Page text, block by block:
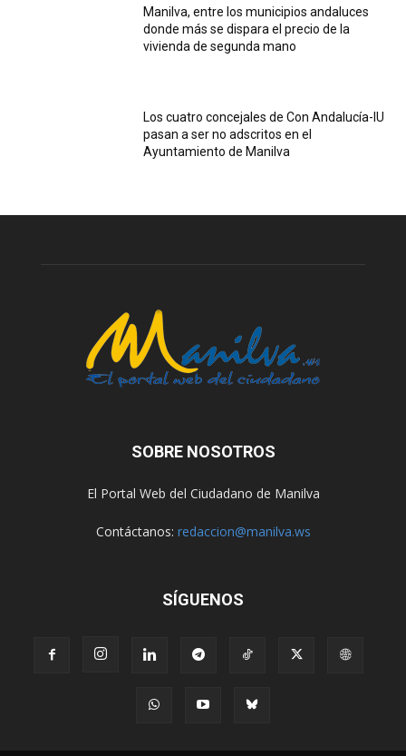
Manilva, entre los municipios andaluces
donde más se dispara el precio de la
vivienda de segunda mano
Los cuatro concejales de Con Andalucía-IU
pasan a ser no adscritos en el
Ayuntamiento de Manilva
SOBRE NOSOTROS
El Portal Web del Ciudadano de Manilva
Contáctanos: redaccion@manilva.ws
SÍGUENOS